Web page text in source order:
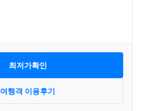
최저가확인
여행객 이용후기